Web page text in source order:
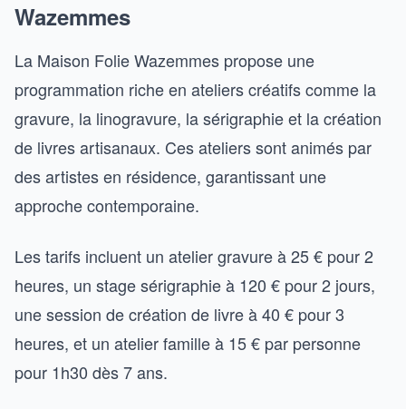
Wazemmes
La Maison Folie Wazemmes propose une
programmation riche en ateliers créatifs comme la
gravure, la linogravure, la sérigraphie et la création
de livres artisanaux. Ces ateliers sont animés par
des artistes en résidence, garantissant une
approche contemporaine.
Les tarifs incluent un atelier gravure à 25 € pour 2
heures, un stage sérigraphie à 120 € pour 2 jours,
une session de création de livre à 40 € pour 3
heures, et un atelier famille à 15 € par personne
pour 1h30 dès 7 ans.